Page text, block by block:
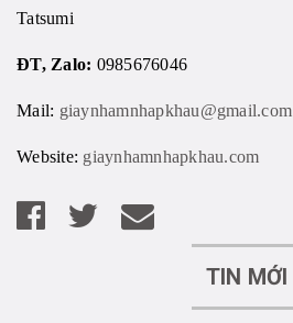
Tatsumi
ĐT, Zalo: 0985676046
Mail: giaynhamnhapkhau@gmail.com
Website: giaynhamnhapkhau.com
TIN MỚI